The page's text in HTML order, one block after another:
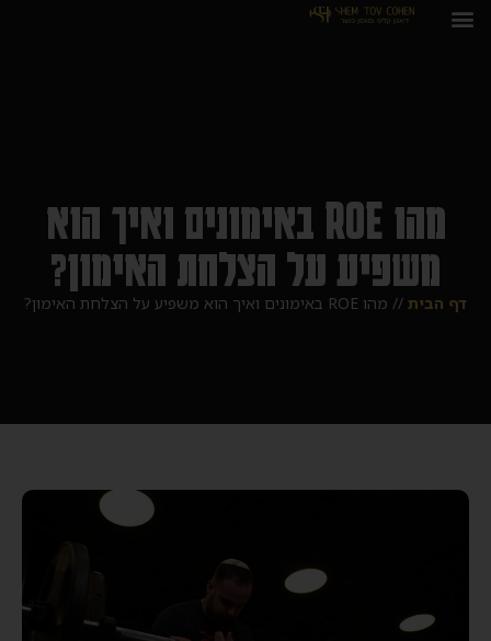
מהו ROE באימונים ואיך הוא
משפיע על הצלחת האימון?
דף הבית // מהו ROE באימונים ואיך הוא משפיע על הצלחת האימון?